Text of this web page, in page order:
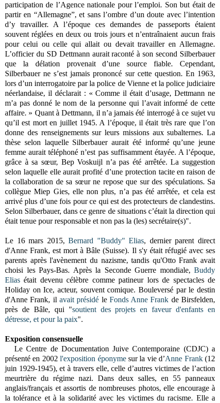
participation de l’Agence nationale pour l’emploi. Son but était de
partir en “Allemagne”, et sans l’ombre d’un doute avec l’intention
d’y travailler. A l’époque ces demandes de passeports étaient
souvent réglées en deux ou trois jours et n’entraînaient aucun frais
pour celui ou celle qui allait ou devait travailler en Allemagne.
L’officier du SD Dettmann aurait raconté à son second Silberbauer
que la délation provenait d’une source fiable. Cependant,
Silberbauer ne s’est jamais prononcé sur cette question. En 1963,
lors d’un interrogatoire par la police de Vienne et la police judiciaire
néerlandaise, il déclarait : « Comme il était d’usage, Dettmann ne
m’a pas donné le nom de la personne qui l’avait informé de cette
affaire. » Quant à Dettmann, il n’a jamais été interrogé à ce sujet vu
qu’il est mort en juillet 1945. A l’époque, il était très rare que l’on
donne des renseignements sur leurs missions aux subalternes. La
thèse selon laquelle Silberbauer aurait été informé qu’une jeune
femme aurait téléphoné n’est pas suffisamment étayée. A l’époque,
grâce à sa sœur, Bep Voskuijl n’a pas été arrêtée. La suggestion
selon laquelle elle aurait profité d’une protection tacite en raison de
la collaboration de sa sœur ne repose que sur des spéculations. Sa
collègue Miep Gies, elle non plus, n’a pas été arrêtée, et cela est
arrivé plus d’une fois pour ce qui est des protecteurs de clandestins.
Selon Silberbauer, dans ce genre de situations c’était la direction qui
était tenue pour responsable et non pas la (les) secrétaire(s)".
Le 16 mars 2015,Bernard "Buddy" Elias, dernier parent direct
d'Anne Frank, est mort à Bâle (Suisse). Il s'y était réfugié avec ses
parents après l'avènement du nazisme, tandis qu'Otto Frank avait
choisi les Pays-Bas. Après la Seconde Guerre mondiale, Buddy
Elias était devenu célèbre comme patineur lors de spectacles de
Holiday on Ice, acteur, souvent comique. Bouleversé par le destin
d'Anne Frank, il avait présidé le Fonds Anne Frank de Birsfelden,
près de Bâle, qui "soutient des projets en faveur d'enfants en
détresse, et pour la paix".
Exposition consensuelle
Le Centre de Documentation Juive Contemporaine (CDJC) a
présenté en 2002l'exposition éponymesur la vie d’Anne Frank(12
juin 1929-1945), et à travers elle, celle d’autres victimes de l’action
meurtrière du régime nazi. Dans deux salles, en 55 panneaux
anglais/français et assortis de nombreuses photos, elle encourage à
la tolérance et à la solidarité avec les victimes du racisme. Elle a